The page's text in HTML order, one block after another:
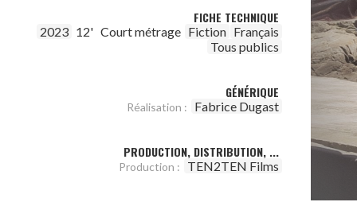
FICHE TECHNIQUE
2023 12' Court métrage Fiction Français
Tous publics
GÉNÉRIQUE
Réalisation : Fabrice Dugast
PRODUCTION, DISTRIBUTION, ...
Production : TEN2TEN Films